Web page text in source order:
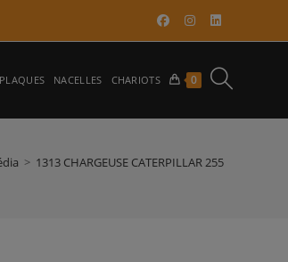
NACELLES CHARIOTS 0 TOGGLE
WEBSITE
> 1313 CHARGEUSE CATERPILLAR 255